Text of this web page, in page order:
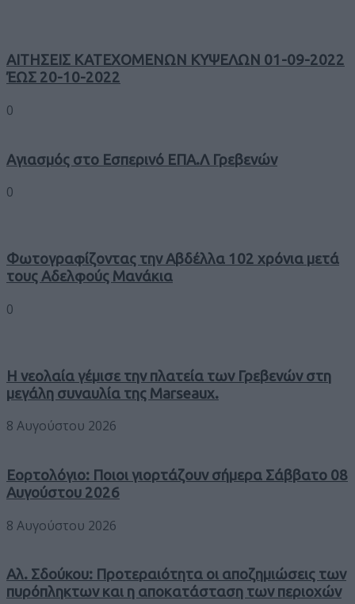
ΑΙΤΗΣΕΙΣ ΚΑΤΕΧΟΜΕΝΩΝ ΚΥΨΕΛΩΝ 01-09-2022
ΈΩΣ 20-10-2022
0
Αγιασμός στο Εσπερινό ΕΠΑ.Λ Γρεβενών
0
Φωτογραφίζοντας την Αβδέλλα 102 χρόνια μετά
τους Αδελφούς Μανάκια
0
Η νεολαία γέμισε την πλατεία των Γρεβενών στη
μεγάλη συναυλία της Marseaux.
8 Αυγούστου 2026
Εορτολόγιο: Ποιοι γιορτάζουν σήμερα Σάββατο 08
Αυγούστου 2026
8 Αυγούστου 2026
Αλ. Σδούκου: Προτεραιότητα οι αποζημιώσεις των
πυρόπληκτων και η αποκατάσταση των περιοχών